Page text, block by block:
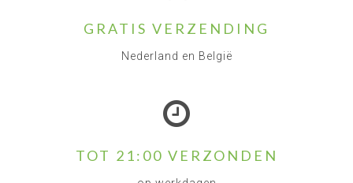
GRATIS VERZENDING
Nederland en België
TOT 21:00 VERZONDEN